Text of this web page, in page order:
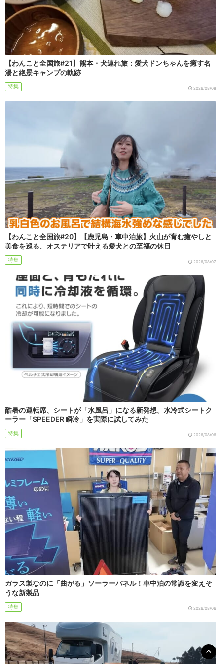
【わんこと全国旅#21】熊本・犬連れ旅：愛犬ドンちゃんを癒す名
湯と絶景キャンプの軌跡
特集 2026/08/08
【わんこと全国旅#20】【鹿児島・車中泊旅】火山が育む癒やしと
美食を巡る、オステリアで叶える愛犬との至福の休日
特集 2026/08/07
酷暑の運転席、シートが「水風呂」になる新発想。水冷式シートク
ーラー「SPEEDER 瞬冷」を実際に試してみた
特集 2026/08/06
ガラス製なのに「曲がる」ソーラーパネル！車中泊の常識を変えそ
うな新製品
特集 2026/08/06